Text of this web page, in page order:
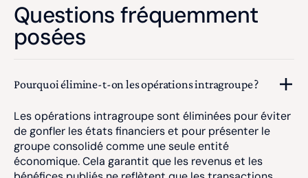
Questions fréquemment
posées
Pourquoi élimine-t-on les opérations intragroupe ?
Les opérations intragroupe sont éliminées pour éviter
de gonfler les états financiers et pour présenter le
groupe consolidé comme une seule entité
économique. Cela garantit que les revenus et les